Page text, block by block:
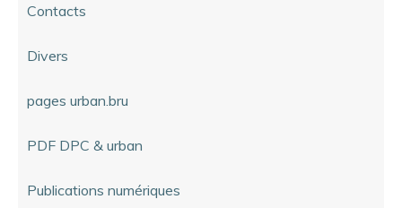
Contacts
Divers
pages urban.bru
PDF DPC & urban
Publications numériques